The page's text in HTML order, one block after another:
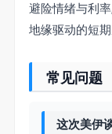
避险情绪与利
地缘驱动的短
常见问题
这次美伊